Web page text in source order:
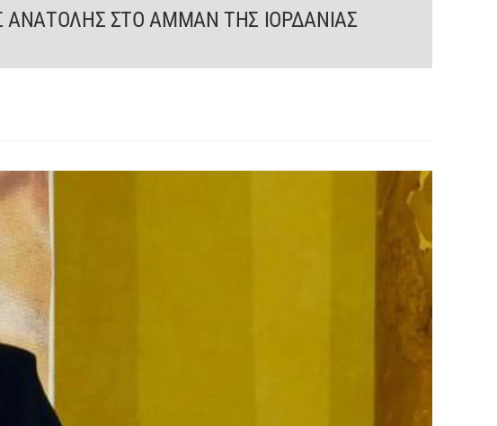
ΑΝΑΤΟΛΗΣ ΣΤΟ ΑΜΜΑΝ ΤΗΣ ΙΟΡΔΑΝΙΑΣ